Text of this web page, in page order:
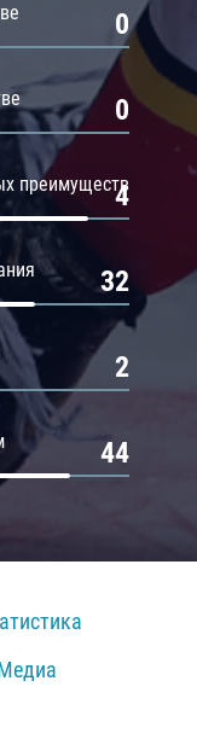
0
0
преимуществ
4
32
2
44